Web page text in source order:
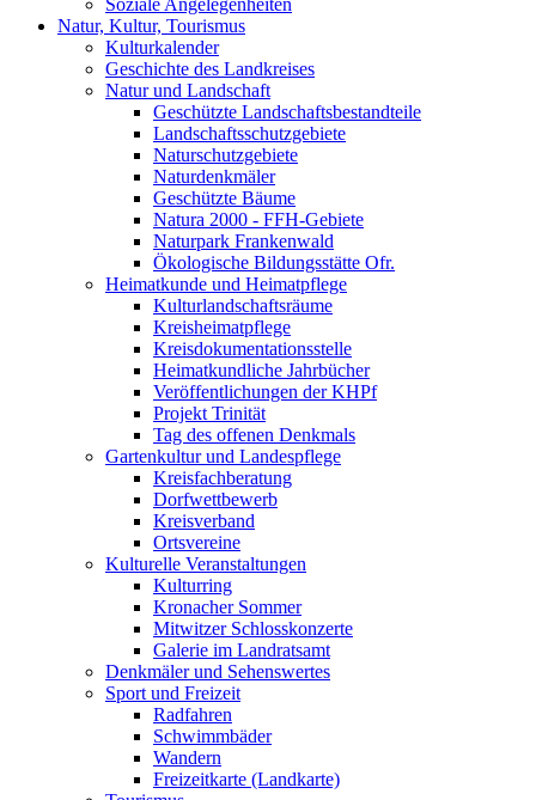
Soziale Angelegenheiten
Natur, Kultur, Tourismus
Kulturkalender
Geschichte des Landkreises
Natur und Landschaft
Geschützte Landschaftsbestandteile
Landschaftsschutzgebiete
Naturschutzgebiete
Naturdenkmäler
Geschützte Bäume
Natura 2000 - FFH-Gebiete
Naturpark Frankenwald
Ökologische Bildungsstätte Ofr.
Heimatkunde und Heimatpflege
Kulturlandschaftsräume
Kreisheimatpflege
Kreisdokumentationsstelle
Heimatkundliche Jahrbücher
Veröffentlichungen der KHPf
Projekt Trinität
Tag des offenen Denkmals
Gartenkultur und Landespflege
Kreisfachberatung
Dorfwettbewerb
Kreisverband
Ortsvereine
Kulturelle Veranstaltungen
Kulturring
Kronacher Sommer
Mitwitzer Schlosskonzerte
Galerie im Landratsamt
Denkmäler und Sehenswertes
Sport und Freizeit
Radfahren
Schwimmbäder
Wandern
Freizeitkarte (Landkarte)